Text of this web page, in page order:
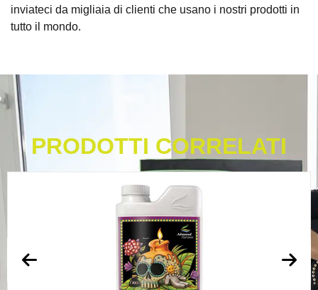
inviateci da migliaia di clienti che usano i nostri prodotti in
tutto il mondo.
PRODOTTI CORRELATI